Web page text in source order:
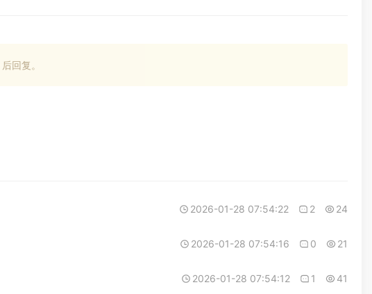
后回复。
2026-01-28 07:54:22 2 24
2026-01-28 07:54:16 0 21
2026-01-28 07:54:12 1 41